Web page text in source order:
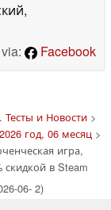
Facebook
и Новости>
год, 06 месяц>
игра,
скидкой в Steam
06- 2)